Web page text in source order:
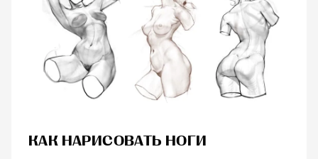
КАК НАРИСОВАТЬ НОГИ